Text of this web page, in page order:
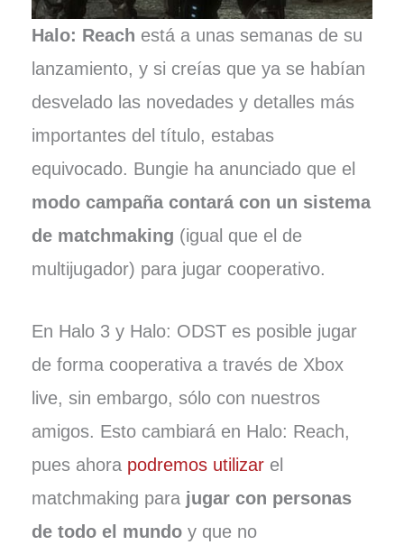
Halo: Reach está a unas semanas de su
lanzamiento, y si creías que ya se habían
desvelado las novedades y detalles más
importantes del título, estabas
equivocado. Bungie ha anunciado que el
modo campaña contará con un sistema
de matchmaking (igual que el de
multijugador) para jugar cooperativo.
En Halo 3 y Halo: ODST es posible jugar
de forma cooperativa a través de Xbox
live, sin embargo, sólo con nuestros
amigos. Esto cambiará en Halo: Reach,
pues ahora podremos utilizarel
matchmaking para jugar con personas
de todo el mundoy que no